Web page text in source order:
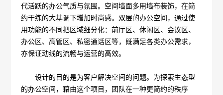
代活跃的办公气质与氛围。空间墙面多用墙布装饰，在简
约干练的大基调下增加时尚感。双层的办公空间，通过使
用功能的不同把区域细分化：前厅区、休闲区、会议区、
办公区、高管区、私密通话区等，既满足各类办公需求，
亦保证动线的流畅与运营的高效。
设计的目的是为客户解决空间的问题。为探索生态型
的办公空间，藉由这个项目，团队在一种更简约的秩序